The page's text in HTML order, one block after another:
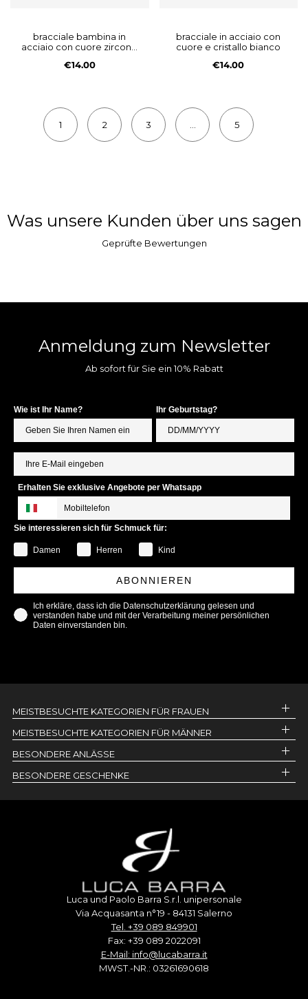
bracciale bambina in
acciaio con cuore zircone
€14.00
bracciale in acciaio con
cuore e cristallo bianco
€14.00
1 2 3 5
Was unsere Kunden über uns sagen
Geprüfte Bewertungen
Anmeldung zum Newsletter
Ab sofort für Sie ein 10% Rabatt
Wie ist Ihr Name? Ihr Geburtstag?
Erhalten Sie exklusive Angebote per Whatsapp
Sie interessieren sich für Schmuck für:
Damen Herren Kind
ABONNIEREN
Ich erkläre, dass ich die Datenschutzerklärung gelesen und
verstanden habe und mit der Verarbeitung meiner persönlichen
Daten einverstanden bin.
MEISTBESUCHTE KATEGORIEN FÜR FRAUEN
MEISTBESUCHTE KATEGORIEN FÜR MÄNNER
BESONDERE ANLÄSSE
BESONDERE GESCHENKE
Luca und Paolo Barra S.r.l. unipersonale
Via Acquasanta n°19 - 84131 Salerno
Tel. +39 089 849901
Fax: +39 089 2022091
E-Mail: info@lucabarra.it
MWST.-NR.: 03261690618